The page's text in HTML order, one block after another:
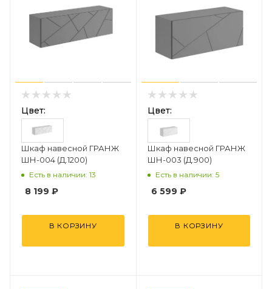
Цвет:
Шкаф навесной ГРАНЖ
ШН-004 (Д.1200)
Есть в наличии: 13
8 199 ₽
В КОРЗИНУ
Цвет:
Шкаф навесной ГРАНЖ
ШН-003 (Д.900)
Есть в наличии: 5
6 599 ₽
В КОРЗИНУ